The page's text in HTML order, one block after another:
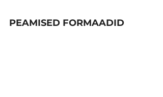
PEAMISED FORMAADID